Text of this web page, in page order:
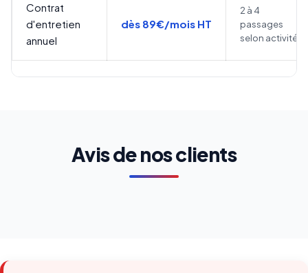
Contrat
d'entretien
annuel
dès 89€/mois HT
2 à 4
passages
selon activité
Avis de nos clients